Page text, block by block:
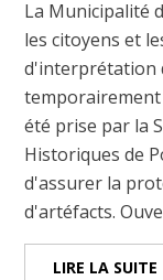
La Municipalité
les citoyens et
d'interprétation
temporairement
été prise par la
Historiques de
d'assurer la
d'artéfacts.
LIRE LA SUITE